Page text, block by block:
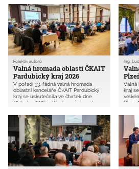
všech 2 870 členů. Zúčastnilo se jí 113
autorizovaných osob (3,9 % všech
členů oblasti) a 24 hostů.
1 555
členů
Valná hromada oblasti ČKAIT
Pardubický kraj 2026
kolektiv autorů
V pořadí 33. řádná valná hromada
oblastní kanceláře ČKAIT Pardubický
kraj se uskutečnila ve čtvrtek dne
15. ledna 2026 v Konferenčním sále
valnou hromadu bylo pozváno všech
1 081 členů. Zúčastnilo se jí 73
autorizovaných osob (6,8 % všech
členů oblasti).
Ing.
Valná
kraj
Plzni.
se jí